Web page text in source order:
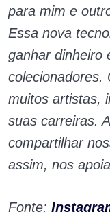
para mim e
Essa nova
ganhar dinheiro
colecionadores.
muitos artistas,
suas carreiras.
compartilhar
assim, nos
Fonte: